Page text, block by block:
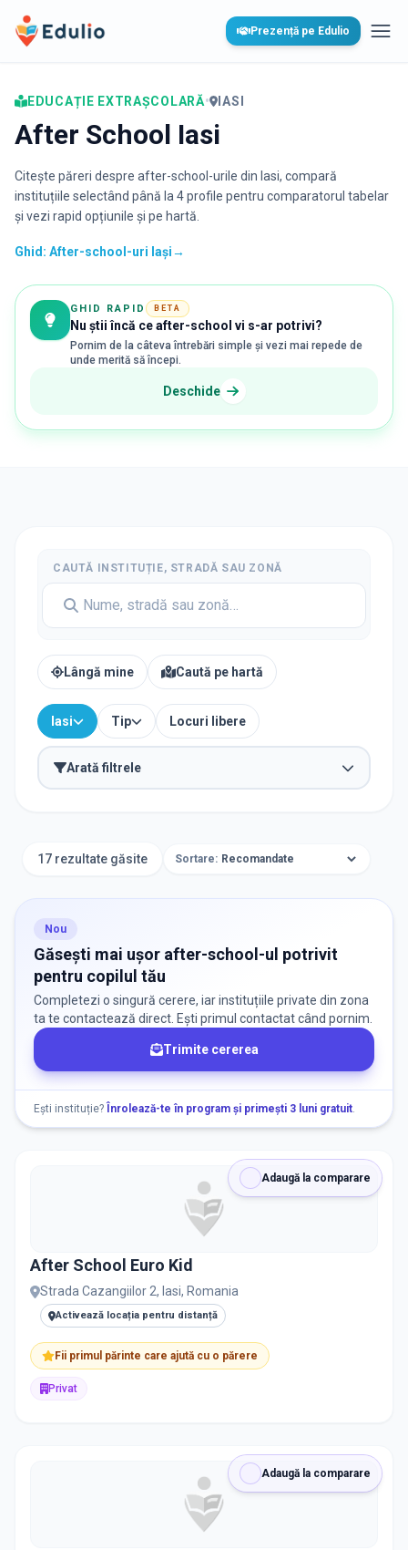
Edulio Prezență pe Edulio
EDUCAȚIE EXTRAȘCOLARĂ• IASI
After School Iasi
Citește păreri despre after-school-urile din Iasi, compară
instituțiile selectând până la 4 profile pentru comparatorul tabelar
și vezi rapid opțiunile și pe hartă.
Ghid: After-school-uri Iași→
GHID RAPID BETA
Nu știi încă ce after-school vi s-ar potrivi?
Pornim de la câteva întrebări simple și vezi mai repede de
unde merită să începi.
Deschide
CAUTĂ INSTITUȚIE, STRADĂ SAU ZONĂ
Lângă mine Caută pe hartă
Iasi Tip Locuri libere
Arată filtrele
TIP INSTITUȚIE
After School
ORAȘ / ZONĂ Găsește lângă mine
DISPONIBILITATE
Nu există informații despre locuri libere
RECRUTARE
Private
17 rezultate găsite Sortare:
Nou
Găsești mai ușor after-school-ul potrivit
pentru copilul tău
Completezi o singură cerere, iar instituțiile private din zona
ta te contactează direct. Ești primul contactat când pornim.
Trimite cererea
Ești instituție? Înrolează-te în program și primești 3 luni gratuit.
Adaugă la comparare
After School Euro Kid
Strada Cazangiilor 2, Iasi, Romania
Activează locația pentru distanță
Fii primul părinte care ajută cu o părere
Privat
Adaugă la comparare